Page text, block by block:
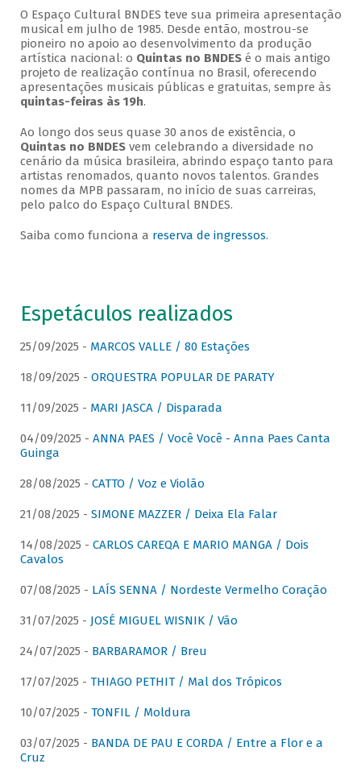
O Espaço Cultural BNDES teve sua primeira apresentação
musical em julho de 1985. Desde então, mostrou-se
pioneiro no apoio ao desenvolvimento da produção
artística nacional: o Quintas no BNDESé o mais antigo
projeto de realização contínua no Brasil, oferecendo
apresentações musicais públicas e gratuitas, sempre às
quintas-feiras às 19h.
Ao longo dos seus quase 30 anos de existência, o
Quintas no BNDESvem celebrando a diversidade no
cenário da música brasileira, abrindo espaço tanto para
artistas renomados, quanto novos talentos. Grandes
nomes da MPB passaram, no início de suas carreiras,
pelo palco do Espaço Cultural BNDES.
Saiba como funciona a reserva de ingressos.
Espetáculos realizados
25/09/2025 - MARCOS VALLE / 80 Estações
18/09/2025 - ORQUESTRA POPULAR DE PARATY
11/09/2025 - MARI JASCA / Disparada
04/09/2025 - ANNA PAES / Você Você - Anna Paes Canta
Guinga
28/08/2025 - CATTO / Voz e Violão
21/08/2025 - SIMONE MAZZER / Deixa Ela Falar
14/08/2025 - CARLOS CAREQA E MARIO MANGA / Dois
Cavalos
07/08/2025 - LAÍS SENNA / Nordeste Vermelho Coração
31/07/2025 - JOSÉ MIGUEL WISNIK / Vão
24/07/2025 - BARBARAMOR / Breu
17/07/2025 - THIAGO PETHIT / Mal dos Trópicos
10/07/2025 - TONFIL / Moldura
03/07/2025 - BANDA DE PAU E CORDA / Entre a Flor e a
Cruz